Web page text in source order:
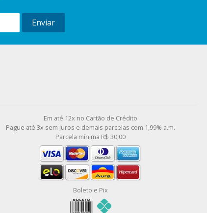
Enviar
Em até 12x no Cartão de Crédito
Pague até 3x sem juros e demais parcelas com 1,99% a.m.
Parcela mínima R$ 30,00
Boleto e Pix